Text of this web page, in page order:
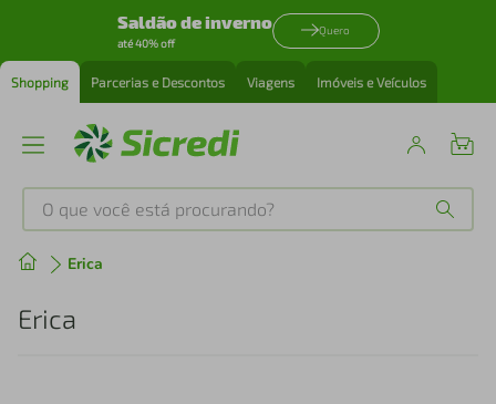
Saldão de inverno
até 40% off
Quero
Shopping Parcerias e Descontos Viagens Imóveis e Veículos
O que você está procurando?
Erica
Erica
Produtos mais buscados